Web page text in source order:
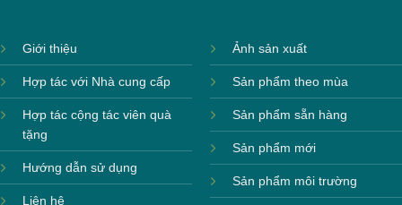
bền cao, sử dụng được lâu dài, gia tăng cơ
hội quảng bá thương hiệu.
Một món quà cao cấp,
sang trọng tạo ấn tượng tốt với đối tác và
khách hàng.
Thân thiện và thiết thực:Khăn là vật dụng
Giới thiệu
Hợp tác với Nhà cung cấp
Hợp tác cộng tác viên quà
tặng
Hướng dẫn sử dụng
Liên hệ
Ảnh sản xuất
Sản phẩm theo mùa
Sản phẩm sẵn hàng
Sản phẩm mới
Sản phẩm môi trường